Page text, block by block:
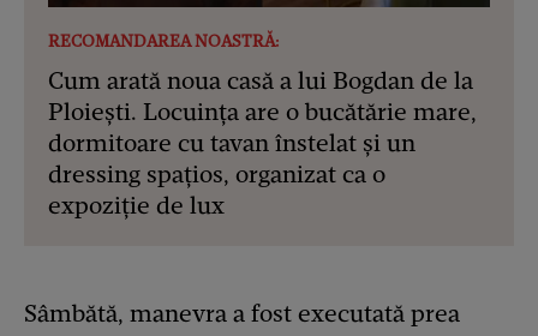
RECOMANDAREA NOASTRĂ:
Cum arată noua casă a lui Bogdan de la
Ploiești. Locuința are o bucătărie mare,
dormitoare cu tavan înstelat și un
dressing spațios, organizat ca o
expoziție de lux
Sâmbătă, manevra a fost executată prea